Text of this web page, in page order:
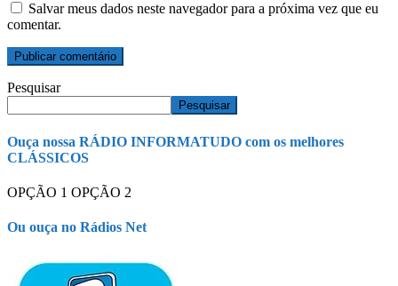
Salvar meus dados neste navegador para a próxima vez que eu
comentar.
Pesquisar
Pesquisar
Ouça nossa RÁDIO INFORMATUDO com os melhores
CLÁSSICOS
OPÇÃO 1 OPÇÃO 2
Ou ouça no Rádios Net